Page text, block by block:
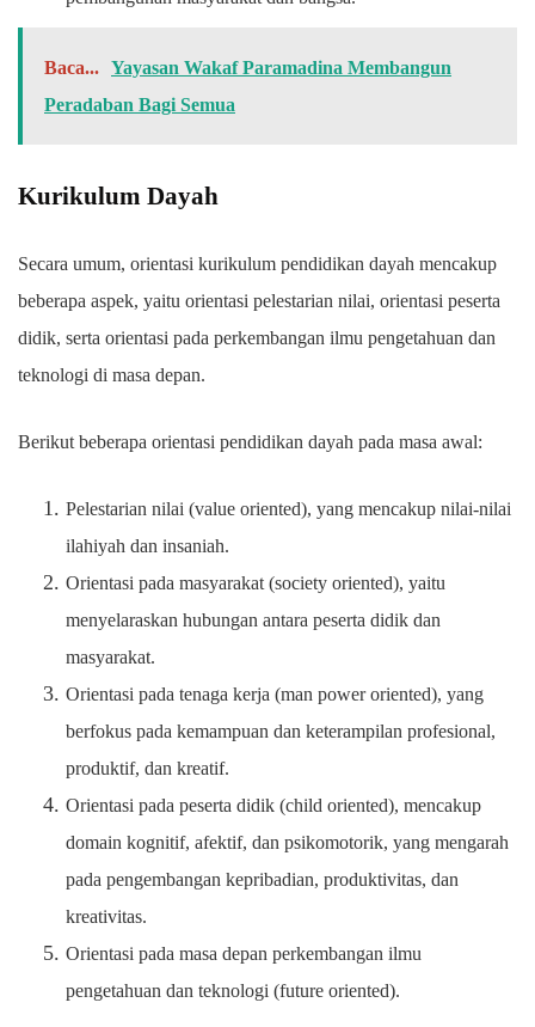
Baca... Yayasan Wakaf Paramadina Membangun
Peradaban Bagi Semua
Kurikulum Dayah
Secara umum, orientasi kurikulum pendidikan dayah mencakup
beberapa aspek, yaitu orientasi pelestarian nilai, orientasi peserta
didik, serta orientasi pada perkembangan ilmu pengetahuan dan
teknologi di masa depan.
Berikut beberapa orientasi pendidikan dayah pada masa awal:
Pelestarian nilai (value oriented), yang mencakup nilai-nilai
ilahiyah dan insaniah.
Orientasi pada masyarakat (society oriented), yaitu
menyelaraskan hubungan antara peserta didik dan
masyarakat.
Orientasi pada tenaga kerja (man power oriented), yang
berfokus pada kemampuan dan keterampilan profesional,
produktif, dan kreatif.
Orientasi pada peserta didik (child oriented), mencakup
domain kognitif, afektif, dan psikomotorik, yang mengarah
pada pengembangan kepribadian, produktivitas, dan
kreativitas.
Orientasi pada masa depan perkembangan ilmu
pengetahuan dan teknologi (future oriented).